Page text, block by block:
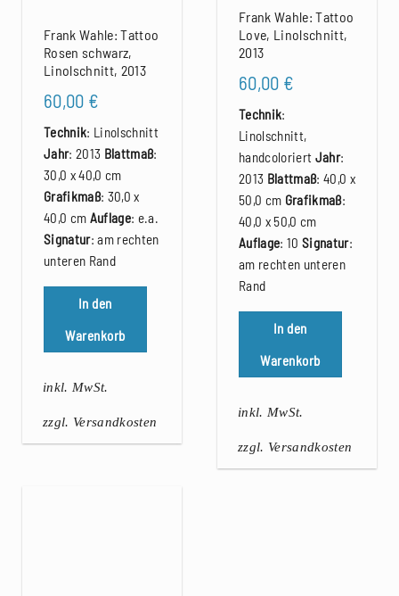
Frank Wahle: Tattoo
Rosen schwarz,
Linolschnitt, 2013
60,00 €
Technik: Linolschnitt
Jahr: 2013 Blattmaß:
30,0 x 40,0 cm
Grafikmaß: 30,0 x
40,0 cm Auflage: e.a.
Signatur: am rechten
unteren Rand
In den
Warenkorb
inkl. MwSt.
zzgl. Versandkosten
Frank Wahle: Tattoo
Love, Linolschnitt,
2013
60,00 €
Technik:
Linolschnitt,
handcoloriert Jahr:
2013 Blattmaß: 40,0 x
50,0 cm Grafikmaß:
40,0 x 50,0 cm
Auflage: 10 Signatur:
am rechten unteren
Rand
In den
Warenkorb
inkl. MwSt.
zzgl. Versandkosten